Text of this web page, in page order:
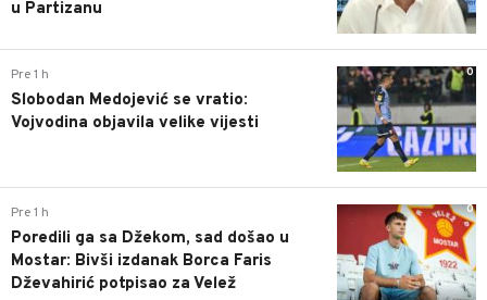
u Partizanu
0
Pre 1 h
Slobodan Medojević se vratio:
Vojvodina objavila velike vijesti
0
Pre 1 h
Poredili ga sa Džekom, sad došao u
Mostar: Bivši izdanak Borca Faris
Dževahirić potpisao za Velež